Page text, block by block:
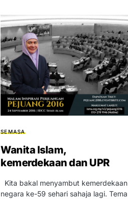
SEMASA
Wanita Islam,
kemerdekaan dan UPR
Kita bakal menyambut kemerdekaan
negara ke-59 sehari sahaja lagi. Tema